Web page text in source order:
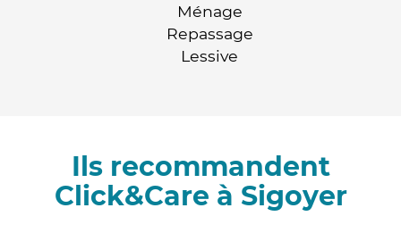
Ménage
Repassage
Lessive
Ils recommandent
Click&Care à Sigoyer